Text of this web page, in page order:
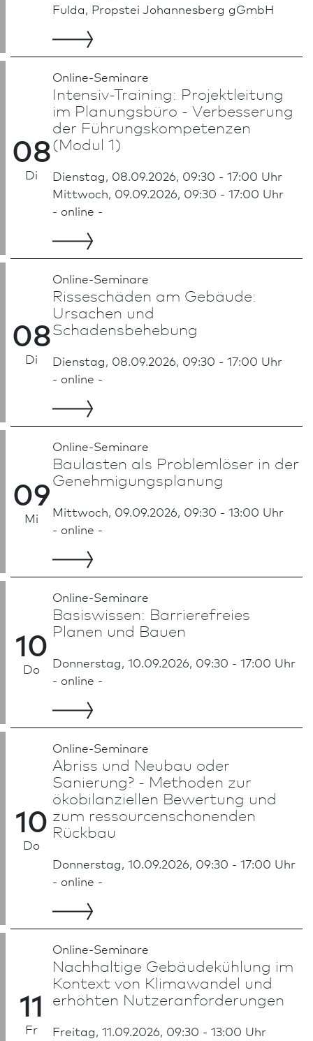
Fulda, Propstei Johannesberg gGmbH
08
Di
Online-Seminare
Intensiv-Training: Projektleitung
im Planungsbüro - Ver­besse­rung
der Führungskompetenzen
(Modul 1)
Dienstag, 08.09.2026, 09:30 - 17:00 Uhr
Mittwoch, 09.09.2026, 09:30 - 17:00 Uhr
- online -
08
Di
Online-Seminare
Risseschäden am Gebäude:
Ursachen und
Schadensbehebung
Dienstag, 08.09.2026, 09:30 - 17:00 Uhr
- online -
09
Mi
Online-Seminare
Baulasten als Problemlöser in der
Genehmigungs­planung
Mittwoch, 09.09.2026, 09:30 - 13:00 Uhr
- online -
10
Do
Online-Seminare
Basiswissen: Barrierefreies
Planen und Bauen
Donnerstag, 10.09.2026, 09:30 - 17:00 Uhr
- online -
10
Do
Online-Seminare
Abriss und Neu­bau oder
Sanierung? - Methoden zur
ökobilanziellen Bewertung und
zum ressourcenschonenden
Rückbau
Donnerstag, 10.09.2026, 09:30 - 17:00 Uhr
- online -
11
Fr
Online-Seminare
Nachhaltige Gebäudekühlung im
Kontext von Klimawandel und
erhöhten Nutzeranforderungen
Freitag, 11.09.2026, 09:30 - 13:00 Uhr